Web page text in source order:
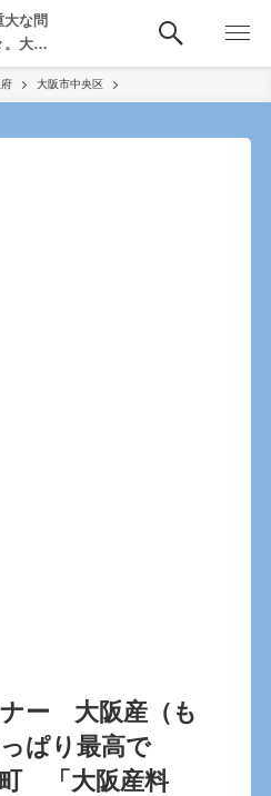
な問
。大
た食べ
大阪市中央区
ー 大阪産（も
ぱり最高で
「大阪産料